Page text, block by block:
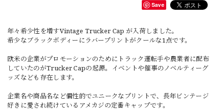
Save
年々希少性を増すVintage Trucker Cap が入荷しました。
希少なブラックボディーにラバープリントがクールな1点です。
欧米の企業がプロモーションのためにトラック運転手や農業者に配布
していたのがTrucker Capの起源。イベントや催事のノベルティーグ
ッズなども存在します。
企業名や商品名など個性的でユニークなプリントで、長年ビンテージ
好きに愛され続けているアメカジの定番キャップです。